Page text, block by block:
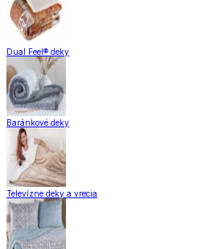
Dual Feel® deky
Baránkové deky
Televízne deky a vrecia